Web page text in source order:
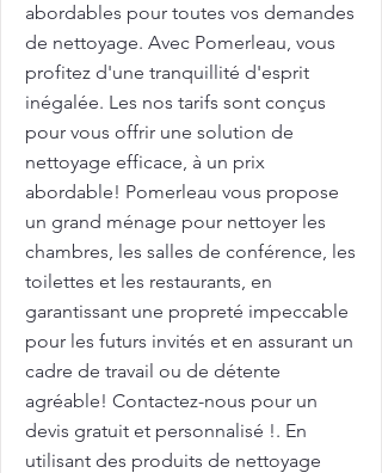
abordables pour toutes vos demandes
de nettoyage. Avec Pomerleau, vous
profitez d'une tranquillité d'esprit
inégalée. Les nos tarifs sont conçus
pour vous offrir une solution de
nettoyage efficace, à un prix
abordable! Pomerleau vous propose
un grand ménage pour nettoyer les
chambres, les salles de conférence, les
toilettes et les restaurants, en
garantissant une propreté impeccable
pour les futurs invités et en assurant un
cadre de travail ou de détente
agréable! Contactez-nous pour un
devis gratuit et personnalisé !. En
utilisant des produits de nettoyage